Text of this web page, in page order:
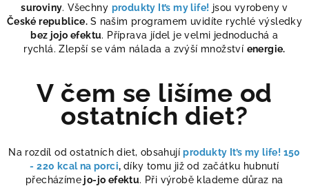
suroviny. Všechny produkty It’s my life! jsou vyrobeny v
České republice. S našim programem uvidíte rychlé výsledky
bez jojo efektu. Příprava jídel je velmi jednoduchá a
rychlá. Zlepší se vám nálada a zvýší množství energie.
V čem se lišíme od
ostatních diet?
Na rozdíl od ostatních diet, obsahujíprodukty It’s my life! 150
- 220 kcal na porci, díky tomu již od začátku hubnutí
přecházíme jo-jo efektu. Při výrobě klademe důraz na